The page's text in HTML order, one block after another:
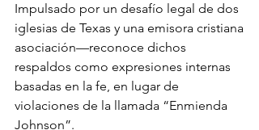
Impulsado por un desafío legal de dos
iglesias de Texas y una emisora cristiana
asociación—reconoce dichos
respaldos como expresiones internas
basadas en la fe, en lugar de
violaciones de la llamada “Enmienda
Johnson”.